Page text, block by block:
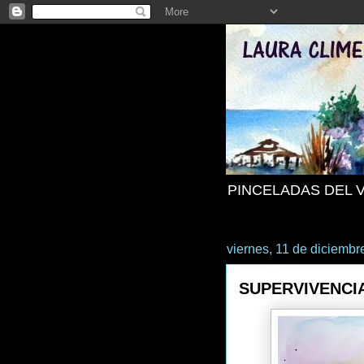
PINCELADAS DEL
viernes, 11 de